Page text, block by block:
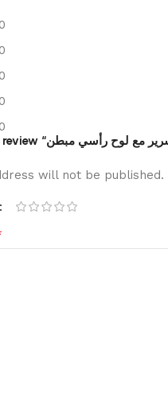
0
0
0
0
0
will not be published.